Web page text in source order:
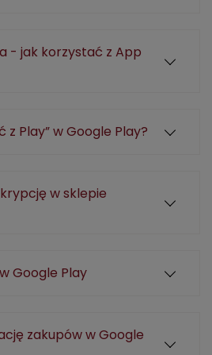
- jak korzystać z App
z Play” w Google Play?
w sklepie
Google Play
zakupów w Google